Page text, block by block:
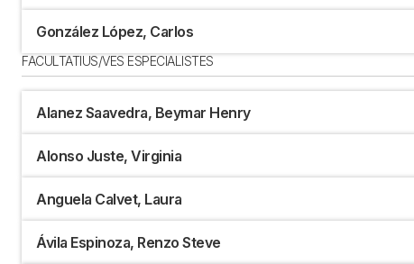
González López, Carlos
FACULTATIUS/VES ESPECIALISTES
Alanez Saavedra, Beymar Henry
Alonso Juste, Virginia
Anguela Calvet, Laura
Ávila Espinoza, Renzo Steve